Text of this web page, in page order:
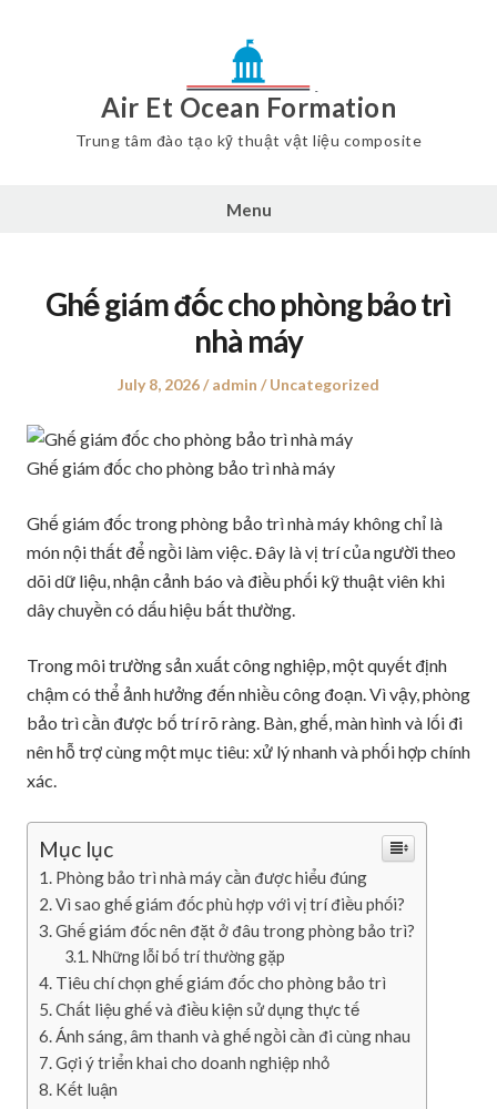
Air Et Ocean Formation
Trung tâm đào tạo kỹ thuật vật liệu composite
Menu
Ghế giám đốc cho phòng bảo trì
nhà máy
Posted
July 8, 2026 Author
admin
Posted
Uncategorized
Ghế giám đốc cho phòng bảo trì nhà máy
Ghế giám đốc trong phòng bảo trì nhà máy không chỉ là
món nội thất để ngồi làm việc. Đây là vị trí của người theo
dõi dữ liệu, nhận cảnh báo và điều phối kỹ thuật viên khi
dây chuyền có dấu hiệu bất thường.
Trong môi trường sản xuất công nghiệp, một quyết định
chậm có thể ảnh hưởng đến nhiều công đoạn. Vì vậy, phòng
bảo trì cần được bố trí rõ ràng. Bàn, ghế, màn hình và lối đi
nên hỗ trợ cùng một mục tiêu: xử lý nhanh và phối hợp chính
xác.
Mục lục
Phòng bảo trì nhà máy cần được hiểu đúng
Vì sao ghế giám đốc phù hợp với vị trí điều phối?
Ghế giám đốc nên đặt ở đâu trong phòng bảo trì?
Những lỗi bố trí thường gặp
Tiêu chí chọn ghế giám đốc cho phòng bảo trì
Chất liệu ghế và điều kiện sử dụng thực tế
Ánh sáng, âm thanh và ghế ngồi cần đi cùng nhau
Gợi ý triển khai cho doanh nghiệp nhỏ
Kết luận